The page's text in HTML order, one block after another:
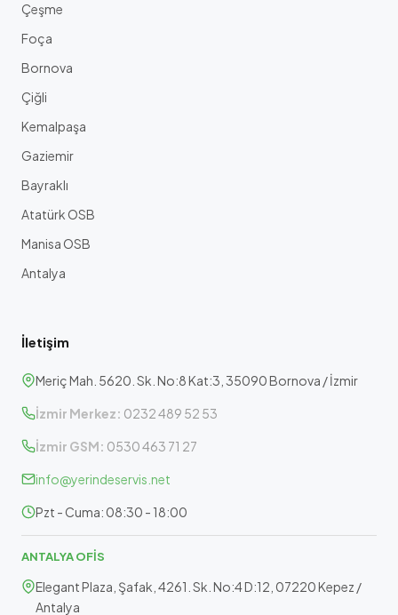
Çeşme
Foça
Bornova
Çiğli
Kemalpaşa
Gaziemir
Bayraklı
Atatürk OSB
Manisa OSB
Antalya
İletişim
Meriç Mah. 5620. Sk. No:8 Kat:3, 35090 Bornova / İzmir
İzmir Merkez: 0232 489 52 53
İzmir GSM: 0530 463 71 27
info@yerindeservis.net
Pzt - Cuma: 08:30 - 18:00
ANTALYA OFİS
Elegant Plaza, Şafak, 4261. Sk. No:4 D:12, 07220 Kepez /
Antalya